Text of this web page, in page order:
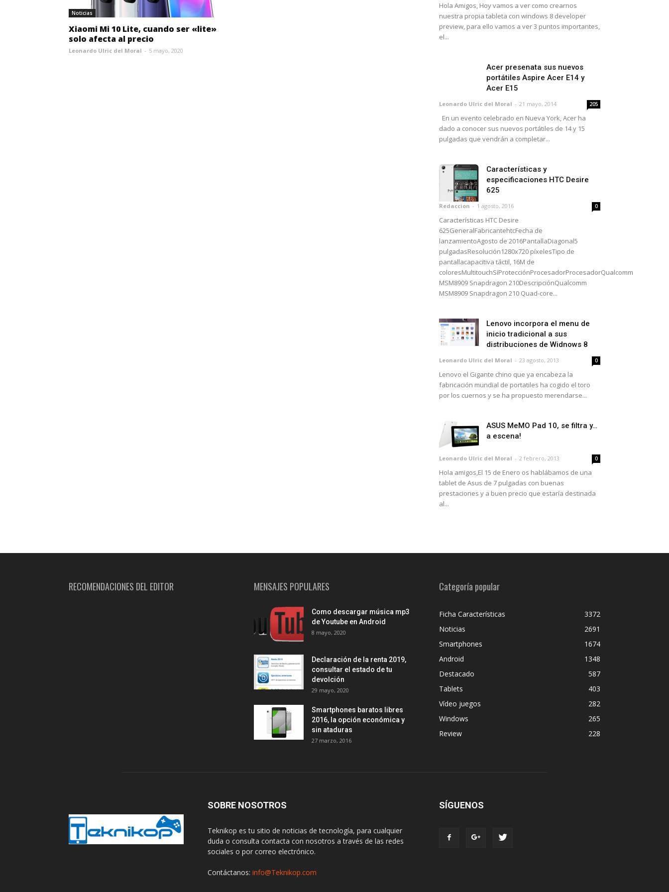
Noticias
Xiaomi Mi 10 Lite, cuando ser «lite»
solo afecta al precio
Leonardo Ulric del Moral - 5 mayo, 2020
Hola Amigos, Hoy vamos a ver como crearnos
nuestra propia tableta con windows 8 developer
preview, para ello vamos a ver 3 puntos importantes,
el...
Acer presenata sus nuevos
portátiles Aspire Acer E14 y
Acer E15
Leonardo Ulric del Moral - 21 mayo, 2014 205
En un evento celebrado en Nueva York, Acer ha
dado a conocer sus nuevos portátiles de 14 y 15
pulgadas que vendrán a completar...
Características y
especificaciones HTC Desire
625
Redaccion - 1 agosto, 2016 0
Características HTC Desire
625GeneralFabricantehtcFecha de
lanzamientoAgosto de 2016PantallaDiagonal5
pulgadasResolución1280x720 píxelesTipo de
pantallacapacitiva táctil, 16M de
coloresMultitouchSíProtecciónProcesadorProcesadorQualcomm
MSM8909 Snapdragon 210DescripciónQualcomm
MSM8909 Snapdragon 210 Quad-core...
Lenovo incorpora el menu de
inicio tradicional a sus
distribuciones de Widnows 8
Leonardo Ulric del Moral - 23 agosto, 2013 0
Lenovo el Gigante chino que ya encabeza la
fabricación mundial de portatiles ha cogido el toro
por los cuernos y se ha propuesto merendarse...
ASUS MeMO Pad 10, se filtra y…
a escena!
Leonardo Ulric del Moral - 2 febrero, 2013 0
Hola amigos,El 15 de Enero os hablábamos de una
tablet de Asus de 7 pulgadas con buenas
prestaciones y a buen precio que estaría destinada
al...
RECOMENDACIONES DEL EDITOR MENSAJES POPULARES
Como descargar música mp3
de Youtube en Android
8 mayo, 2020
Declaración de la renta 2019,
consultar el estado de tu
devolción
29 mayo, 2020
Smartphones baratos libres
2016, la opción económica y
sin ataduras
27 marzo, 2016
Categoría popular
Ficha Características
3372
Noticias
2691
Smartphones
1674
Android
1348
Destacado
587
Tablets
403
Vídeo juegos
282
Windows
265
Review
228
SOBRE NOSOTROS
Teknikop es tu sitio de noticias de tecnología, para cualquier
duda o consulta contacta con nosotros a través de las redes
sociales o por correo electrónico.
Contáctanos: info@Teknikop.com
SÍGUENOS